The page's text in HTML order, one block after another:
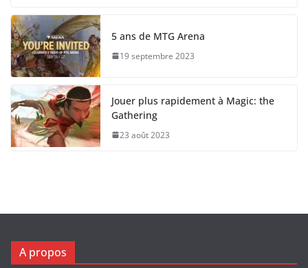
5 ans de MTG Arena
19 septembre 2023
Jouer plus rapidement à Magic: the
Gathering
23 août 2023
A propos